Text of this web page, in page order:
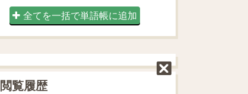
全てを一括で単語帳に追加
閲覧履歴